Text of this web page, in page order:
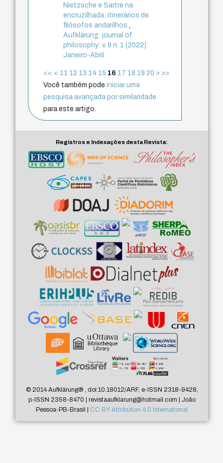
Nietzsche e Sartre na
encruzilhada: itinerários de
filósofos andarilhos,
Aufklärung: journal of
philosophy: v. 9 n. 1 (2022):
Janeiro-Abril
<< < 11 12 13 14 15 16 17 18 19 20 > >>
Você também podeiniciar uma
pesquisa avançada por similaridade
para este artigo.
Registros e Indexações desta Revista:
© 2014 Aufklärung®, doi:10.18012/ARF, e-ISSN 2318-9428,
p-ISSN 2358-8470 | revistaaufklarung@hotmail.com | João
Pessoa-PB-Brasil | CC BY Attribution 4.0 International